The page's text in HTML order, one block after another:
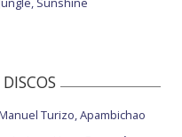
Turizo, Apambichao